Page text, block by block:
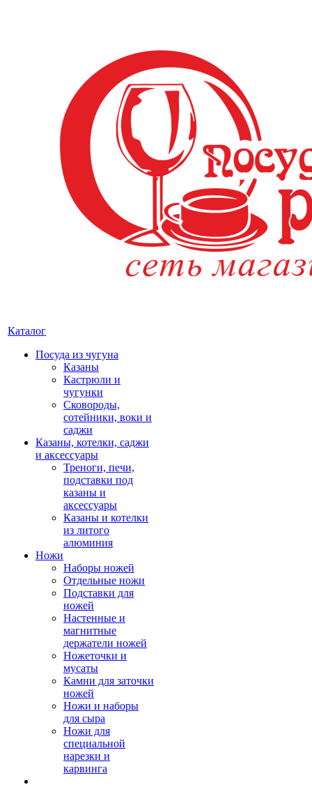
Каталог
Посуда из чугуна
Казаны
Кастрюли и
чугунки
Сковороды,
сотейники, воки и
саджи
Казаны, котелки, саджи
и аксессуары
Треноги, печи,
подставки под
казаны и
аксессуары
Казаны и котелки
из литого
алюминия
Ножи
Наборы ножей
Отдельные ножи
Подставки для
ножей
Настенные и
магнитные
держатели ножей
Ножеточки и
мусаты
Камни для заточки
ножей
Ножи и наборы
для сыра
Ножи для
специальной
нарезки и
карвинга